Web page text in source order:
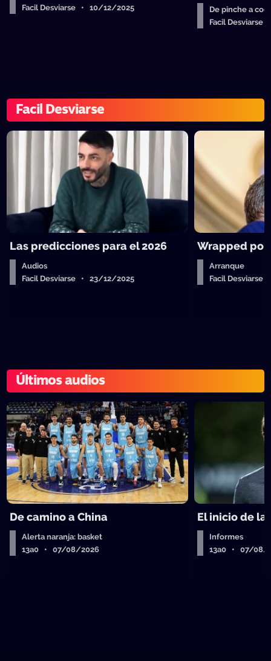
Facil Desviarse • 10/12/2025
De pinche a
Facil
Facil Desviarse
Las predicciones para el 2026
Audios
Facil Desviarse • 23/12/2025
Wrapped
Arranque
Facil
Últimos audios
De camino a China
Alerta naranja: basket
13a0 • 07/08/2026
El inicio de la
Informes
13a0 • 07/08/